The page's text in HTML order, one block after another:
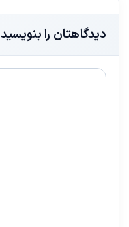
دیدگاهتان را بنویسید
دیدگاه